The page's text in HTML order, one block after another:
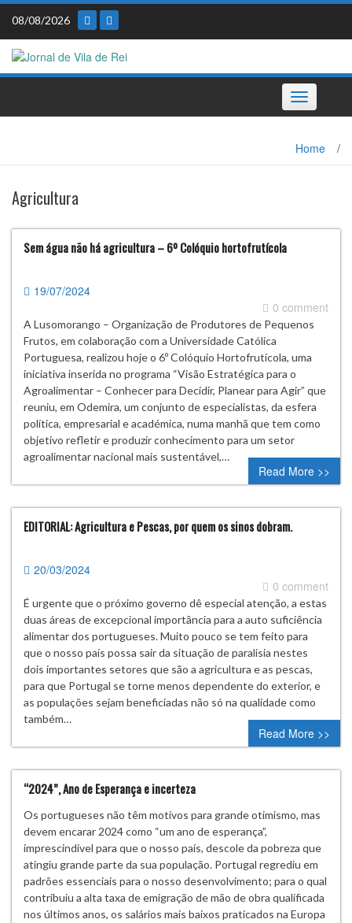
Skip
content
08/08/2026
Toggle
navigation
Home /
Agricultura
Sem água não há agricultura – 6º Colóquio hortofrutícola
19/07/2024
0 comment
A Lusomorango – Organização de Produtores de Pequenos
Frutos, em colaboração com a Universidade Católica
Portuguesa, realizou hoje o 6º Colóquio Hortofrutícola, uma
iniciativa inserida no programa “Visão Estratégica para o
Agroalimentar – Conhecer para Decidir, Planear para Agir” que
reuniu, em Odemira, um conjunto de especialistas, da esfera
política, empresarial e académica, numa manhã que tem como
objetivo refletir e produzir conhecimento para um setor
agroalimentar nacional mais sustentável,…
Read More >>
EDITORIAL: Agricultura e Pescas, por quem os sinos dobram.
20/03/2024
0 comment
É urgente que o próximo governo dê especial atenção, a estas
duas áreas de excepcional importância para a auto suficiência
alimentar dos portugueses. Muito pouco se tem feito para
que o nosso país possa sair da situação de paralisia nestes
dois importantes setores que são a agricultura e as pescas,
para que Portugal se torne menos dependente do exterior, e
as populações sejam beneficiadas não só na qualidade como
também…
Read More >>
“2024”, Ano de Esperança e incerteza
Os portugueses não têm motivos para grande otimismo, mas
devem encarar 2024 como “um ano de esperança”,
imprescindível para que o nosso país, descole da pobreza que
atingiu grande parte da sua população. Portugal regrediu em
padrões essenciais para o nosso desenvolvimento; para o qual
contribuiu a alta taxa de emigração de mão de obra qualificada
nos últimos anos, os salários mais baixos praticados na Europa